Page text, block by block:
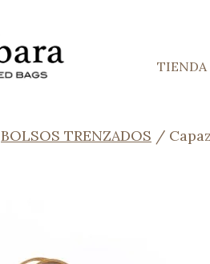
TIENDA
BOLSOS TRENZADOS /